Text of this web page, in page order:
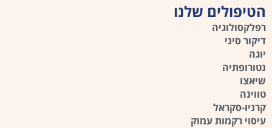
הטיפולים שלנו
רפלקסולוגיה
דיקור סיני
יוגה
נטורופתיה
שיאצו
טווינה
קרניו-סקראל
עיסוי רקמות עמוק